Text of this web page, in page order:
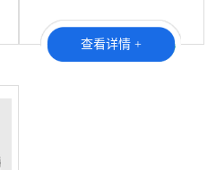
查看详情 +